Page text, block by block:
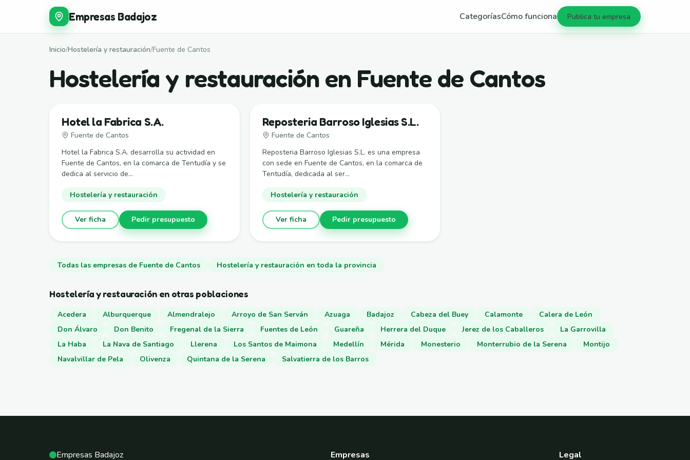
Empresas Badajoz CategoríasCómo funciona Publica tu empresa
Inicio/Hostelería y restauración/Fuente de Cantos
Hostelería y restauración en Fuente de Cantos
Hotel la Fabrica S.A.
Fuente de Cantos
Hotel la Fabrica S.A. desarrolla su actividad en
Fuente de Cantos, en la comarca de Tentudía y se
dedica al servicio de...
Hostelería y restauración
Ver ficha Pedir presupuesto
Reposteria Barroso Iglesias S.L.
Fuente de Cantos
Reposteria Barroso Iglesias S.L. es una empresa
con sede en Fuente de Cantos, en la comarca de
Tentudía, dedicada al ser...
Hostelería y restauración
Ver ficha Pedir presupuesto
Todas las empresas de Fuente de Cantos Hostelería y restauración en toda la provincia
Hostelería y restauración en otras poblaciones
Acedera Alburquerque Almendralejo Arroyo de San Serván Azuaga Badajoz Cabeza del Buey Calamonte
Calera de León
Don Álvaro
Don Benito Fregenal de la Sierra Fuentes de León Guareña Herrera del Duque Jerez de los Caballeros
La Garrovilla
La Haba
La Nava de Santiago Llerena Los Santos de Maimona Medellín Mérida Monesterio Monterrubio de la Serena
Montijo
Navalvillar de Pela
Olivenza Quintana de la Serena Salvatierra de los Barros
Empresas Badajoz Empresas Legal